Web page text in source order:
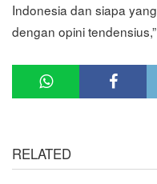
Indonesia dan siapa
dengan opini
RELATED